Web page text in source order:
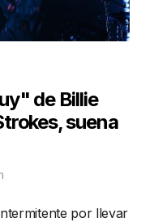
de Billie
suena
por llevar